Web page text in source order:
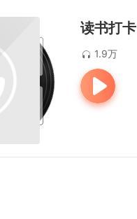
读书打卡
1.9万